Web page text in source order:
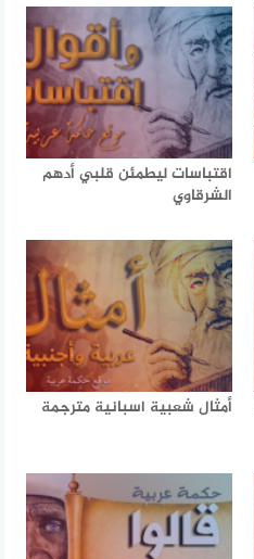
اقتباسات ليطمئن قلبي أدهم
الشرقاوي
أمثال شعبية اسبانية مترجمة